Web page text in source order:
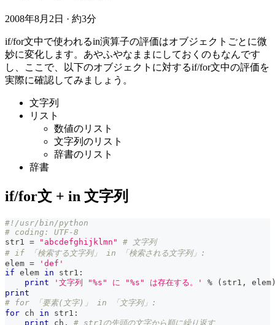
2008年8月2日 · 約3分
if/for文中で使われるin演算子の評価はオブジェクトごとに微
妙に変化します。あやふやなままにしておくのもなんです
し、ここで、以下のオブジェクトに対するif/for文中の評価を
実際に確認してみましょう。
文字列
リスト
数値のリスト
文字列のリスト
辞書のリスト
辞書
if/for文 + in 文字列
#!/usr/bin/python
# coding: UTF-8
str1 = "abcdefghijklmn"
# 文字列
# if 「検索する文字列」 in 「検索される文字列」:
elem =
'def'
if elem in str1 :
print
'文字列 "%s" に "%s" は存在する。' % ( str1 , elem
print
# for 「要素(文字)」 in 「文字列」:
for ch in str1 :
print ch , # str1の先頭の文字から順に繰り返す